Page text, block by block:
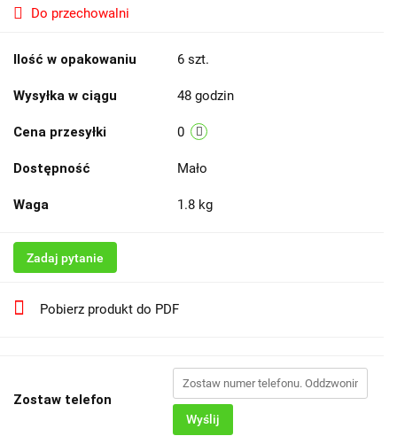
Do przechowalni
Ilość w opakowaniu 6 szt.
Wysyłka w ciągu 48 godzin
Cena przesyłki 0
Dostępność Mało
Waga 1.8 kg
Zadaj pytanie
Pobierz produkt do PDF
Zostaw telefon
Wyślij